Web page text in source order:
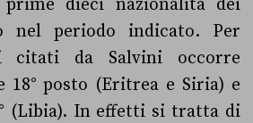
nel periodo indicato. Per
citati da Salvini occorre
18° posto (Eritrea e Siria) e
(Libia). In effetti si tratta di